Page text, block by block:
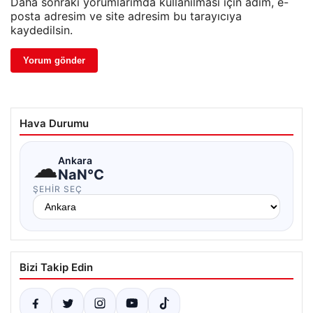
posta adresim ve site adresim bu tarayıcıya
kaydedilsin.
Hava Durumu
☁Ankara
NaN°C
ŞEHIR SEÇ
Bizi Takip Edin